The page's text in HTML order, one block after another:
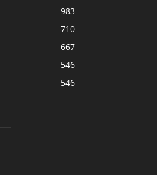
983
710
667
546
546